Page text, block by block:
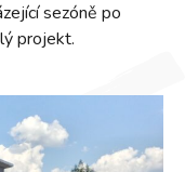
sezóně po
projekt.